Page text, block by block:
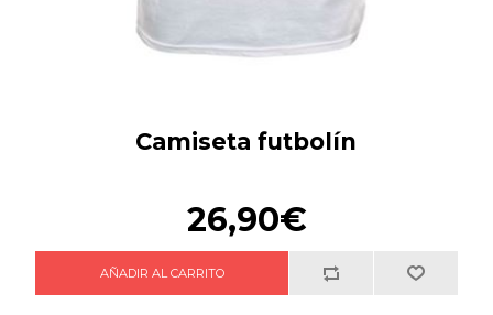
Camiseta futbolín
26,90€